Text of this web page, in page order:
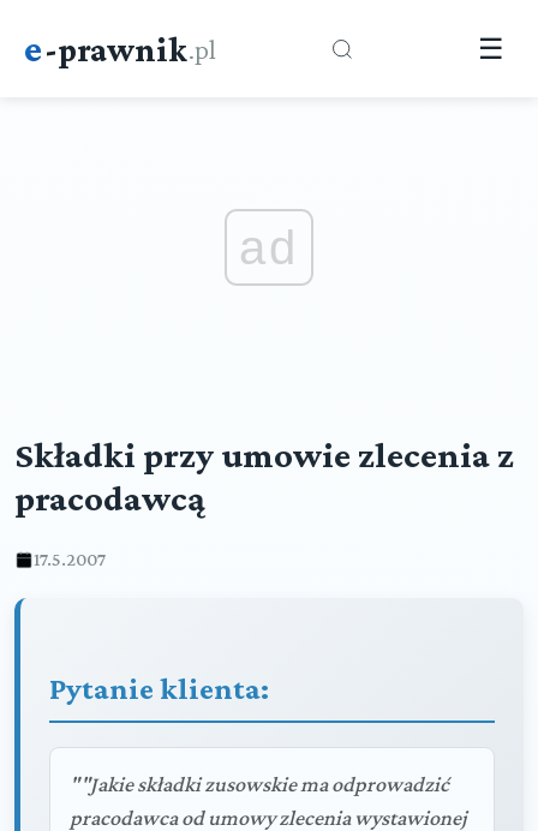
e-prawnik.pl ☰
ad
Składki przy umowie zlecenia z
pracodawcą
17.5.2007
Pytanie klienta:
""Jakie składki zusowskie ma odprowadzić
pracodawca od umowy zlecenia wystawionej